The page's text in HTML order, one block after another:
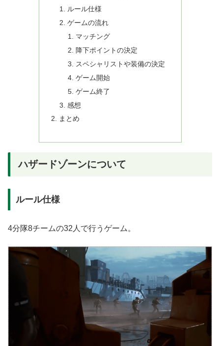
ルール仕様
ゲームの流れ
マッチング
降下ポイントの決定
スペシャリストや装備の決定
ゲーム開始
ゲーム終了
感想
まとめ
ハザードゾーンについて
ルール仕様
4分隊8チームの32人で行うゲーム。